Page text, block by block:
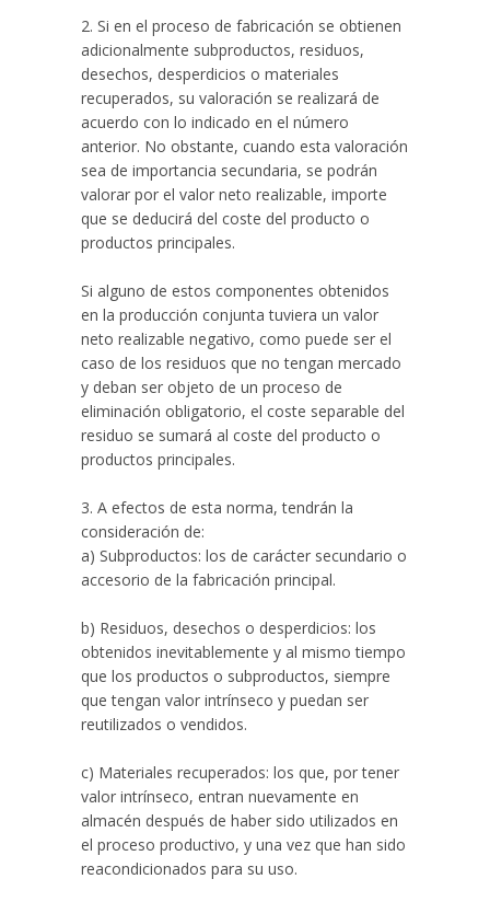
2. Si en el proceso de fabricación se obtienen
adicionalmente subproductos, residuos,
desechos, desperdicios o materiales
recuperados, su valoración se realizará de
acuerdo con lo indicado en el número
anterior. No obstante, cuando esta valoración
sea de importancia secundaria, se podrán
valorar por el valor neto realizable, importe
que se deducirá del coste del producto o
productos principales.
Si alguno de estos componentes obtenidos
en la producción conjunta tuviera un valor
neto realizable negativo, como puede ser el
caso de los residuos que no tengan mercado
y deban ser objeto de un proceso de
eliminación obligatorio, el coste separable del
residuo se sumará al coste del producto o
productos principales.
3. A efectos de esta norma, tendrán la
consideración de:
a) Subproductos: los de carácter secundario o
accesorio de la fabricación principal.
b) Residuos, desechos o desperdicios: los
obtenidos inevitablemente y al mismo tiempo
que los productos o subproductos, siempre
que tengan valor intrínseco y puedan ser
reutilizados o vendidos.
c) Materiales recuperados: los que, por tener
valor intrínseco, entran nuevamente en
almacén después de haber sido utilizados en
el proceso productivo, y una vez que han sido
reacondicionados para su uso.